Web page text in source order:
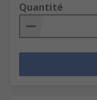
Quantité